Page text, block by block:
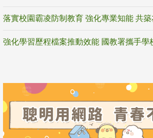
落實校園霸凌防制教育 強化專業知能 共築